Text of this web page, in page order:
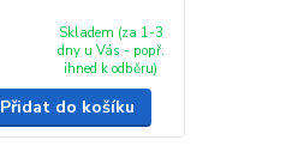
Skladem (za 1-3
dny u Vás - popř.
ihned k odběru)
Přidat do košíku